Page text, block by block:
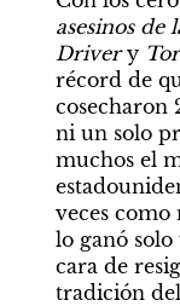
asesinos de
Driver y
récord de
cosecharon
ni un solo
muchos el
veces
lo ganó
cara de
tradición